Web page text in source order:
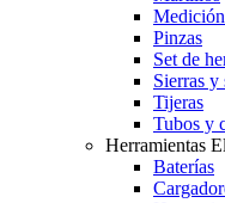
Pinzas
Set de
Sierras y
Tijeras
Tubos y
Herramientas
Baterías